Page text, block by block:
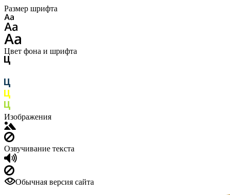
Размер шрифта
Цвет фона и шрифта
Изображения
Озвучивание текста
Обычная версия сайта